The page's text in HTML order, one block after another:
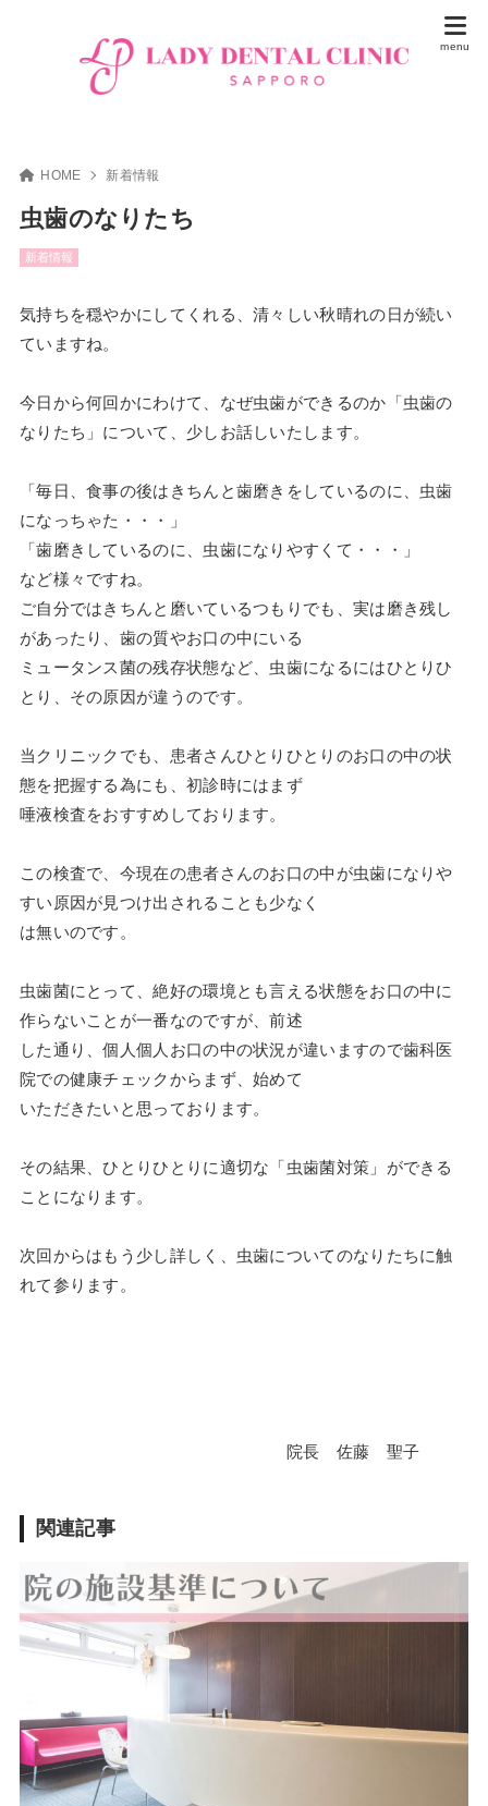
HOME 新着情報
虫歯のなりたち
新着情報
気持ちを穏やかにしてくれる、清々しい秋晴れの日が続い
ていますね。
今日から何回かにわけて、なぜ虫歯ができるのか「虫歯の
なりたち」について、少しお話しいたします。
「毎日、食事の後はきちんと歯磨きをしているのに、虫歯
になっちゃた・・・」
「歯磨きしているのに、虫歯になりやすくて・・・」
など様々ですね。
ご自分ではきちんと磨いているつもりでも、実は磨き残し
があったり、歯の質やお口の中にいる
ミュータンス菌の残存状態など、虫歯になるにはひとりひ
とり、その原因が違うのです。
当クリニックでも、患者さんひとりひとりのお口の中の状
態を把握する為にも、初診時にはまず
唾液検査をおすすめしております。
この検査で、今現在の患者さんのお口の中が虫歯になりや
すい原因が見つけ出されることも少なく
は無いのです。
虫歯菌にとって、絶好の環境とも言える状態をお口の中に
作らないことが一番なのですが、前述
した通り、個人個人お口の中の状況が違いますので歯科医
院での健康チェックからまず、始めて
いただきたいと思っております。
その結果、ひとりひとりに適切な「虫歯菌対策」ができる
ことになります。
次回からはもう少し詳しく、虫歯についてのなりたちに触
れて参ります。
院長 佐藤 聖子
関連記事